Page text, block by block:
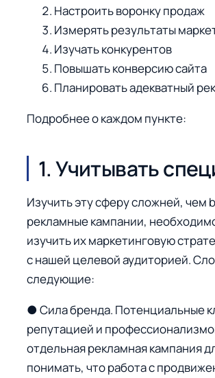
Настроить воронку продаж
Измерять результаты
Изучать конкурентов
Повышать конверсию сайта
Планировать адекватный
Подробнее о каждом пункте:
1. Учитывать
Изучить эту сферу сложней, чем
рекламные кампании,
изучить их маркетинговую
с нашей целевой аудиторией.
следующие:
● Сила бренда. Потенциальные
репутацией и
отдельная рекламная кампания
понимать, что работа с